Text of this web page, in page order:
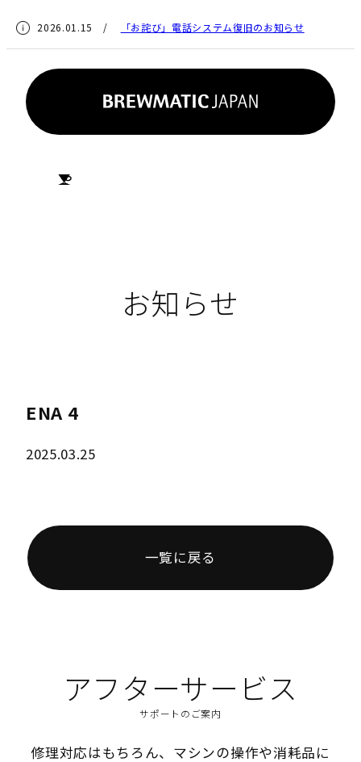
2026.01.15 / 「お詫び」電話システム復旧のお知らせ
お知らせ
ENA 4
2025.03.25
一覧に戻る
アフターサービス
サポートのご案内
修理対応はもちろん、マシンの操作や消耗品に